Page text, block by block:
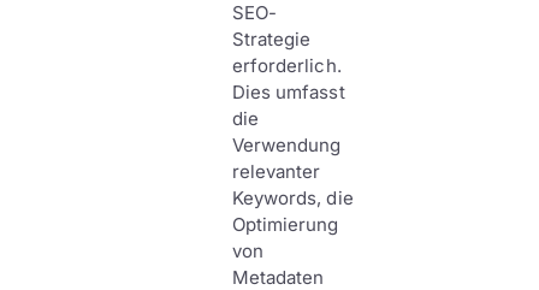
SEO-
Strategie
erforderlich.
Dies umfasst
die
Verwendung
relevanter
Keywords, die
Optimierung
von
Metadaten